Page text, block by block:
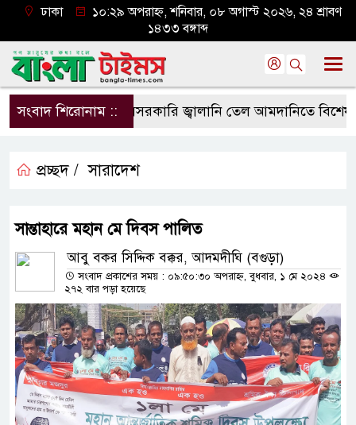
ঢাকা
১০:২৯ অপরাহ্ন, শনিবার, ০৮ অগাস্ট ২০২৬, ২৪ শ্রাবণ
১৪৩৩ বঙ্গাব্দ
সংবাদ শিরোনাম ::বেসরকারি জ্বালানি তেল আমদানিতে বিশেষ
প্রচ্ছদ / সারাদেশ
সান্তাহারে মহান মে দিবস পালিত
আবু বকর সিদ্দিক বক্কর, আদমদীঘি (বগুড়া)
সংবাদ প্রকাশের সময় : ০৯:৫০:৩০ অপরাহ্ন, বুধবার, ১ মে ২০২৪
২৭২ বার পড়া হয়েছে